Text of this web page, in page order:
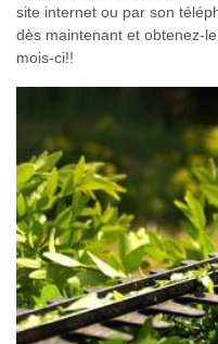
site internet ou par son
dès maintenant et obtenez-
mois-ci!!